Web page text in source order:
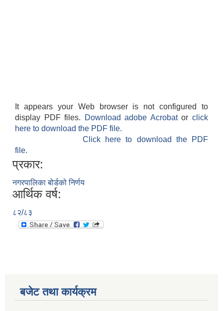
It appears your Web browser is not configured to
display PDF files.
Download adobe Acrobatorclick
here to download the PDF file.
Click here to download the PDF
file.
प्रकार:
नगरपालिका बोर्डको निर्णय
आर्थिक वर्ष:
८२/८३
बजेट तथा कार्यक्रम